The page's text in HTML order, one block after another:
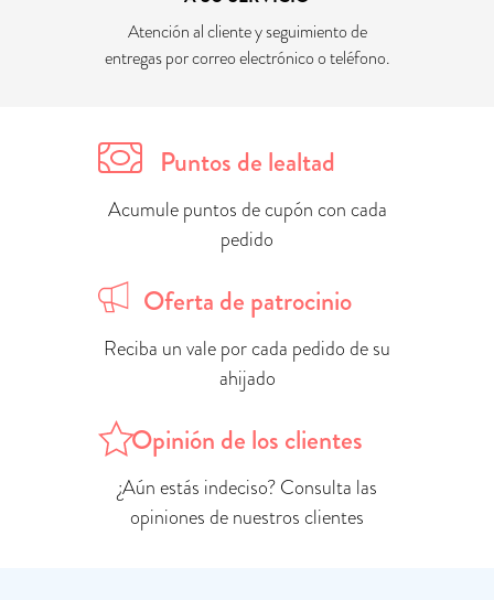
Atención al cliente y seguimiento de
entregas por correo electrónico o teléfono.
Puntos de lealtad
Acumule puntos de cupón con cada
pedido
Oferta de patrocinio
Reciba un vale por cada pedido de su
ahijado
Opinión de los clientes
¿Aún estás indeciso? Consulta las
opiniones de nuestros clientes